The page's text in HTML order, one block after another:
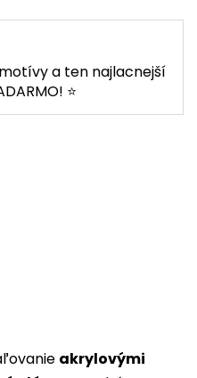
a ten najlacnejší
⭐
akrylovými